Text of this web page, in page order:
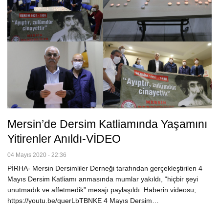
Mersin’de Dersim Katliamında Yaşamını
Yitirenler Anıldı-VİDEO
04 Mayıs 2020 - 22:36
PİRHA- Mersin Dersimliler Derneği tarafından gerçekleştirilen 4
Mayıs Dersim Katliamı anmasında mumlar yakıldı, “hiçbir şeyi
unutmadık ve affetmedik” mesajı paylaşıldı. Haberin videosu;
https://youtu.be/querLbTBNKE 4 Mayıs Dersim…